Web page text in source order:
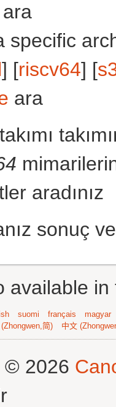
ara
specific
] [riscv64] [
ara
takımı
aradınız
sonuç
available
suomi français
magyar
简) 中文
© 2026